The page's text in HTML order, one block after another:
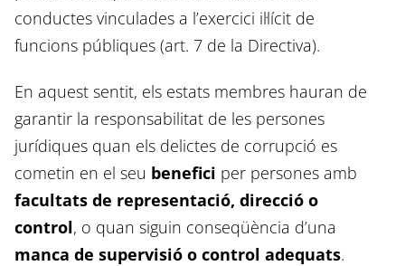
conductes vinculades a l’exercici il·lícit de
funcions públiques (art. 7 de la Directiva).
En aquest sentit, els estats membres hauran de
garantir la responsabilitat de les persones
jurídiques quan els delictes de corrupció es
cometin en el seu benefici per persones amb
facultats de representació, direcció o
control, o quan siguin conseqüència d’una
manca de supervisió o control adequats.